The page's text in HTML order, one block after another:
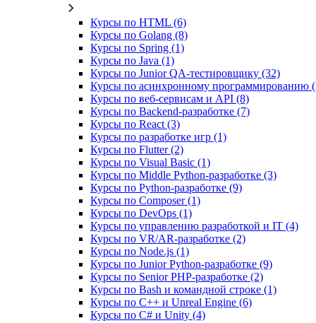
Курсы по HTML (6)
Курсы по Golang (8)
Курсы по Spring (1)
Курсы по Java (1)
Курсы по Junior QA-тестировщику (32)
Курсы по асинхронному программированию
Курсы по веб‑сервисам и API (8)
Курсы по Backend‑разработке (7)
Курсы по React (3)
Курсы по разработке игр (1)
Курсы по Flutter (2)
Курсы по Visual Basic (1)
Курсы по Middle Python-разработке (3)
Курсы по Python-разработке (9)
Курсы по Composer (1)
Курсы по DevOps (1)
Курсы по управлению разработкой и IT (4)
Курсы по VR/AR‑разработке (2)
Курсы по Node.js (1)
Курсы по Junior Python-разработке (9)
Курсы по Senior PHP-разработке (2)
Курсы по Bash и командной строке (1)
Курсы по C++ и Unreal Engine (6)
Курсы по C# и Unity (4)